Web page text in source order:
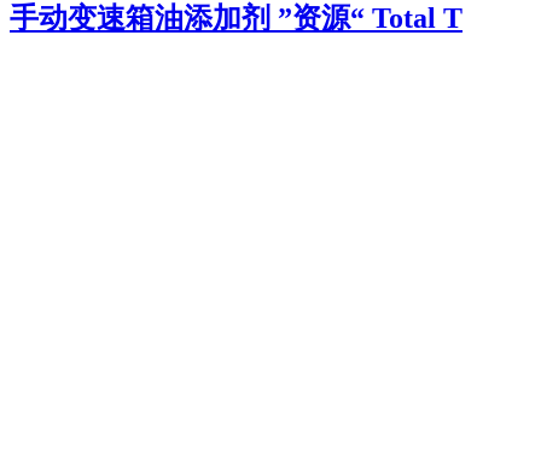
手动变速箱油添加剂 ”资源“ Total T